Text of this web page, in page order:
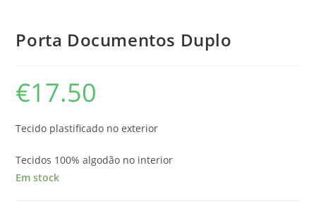
Porta Documentos Duplo
€17.50
Tecido plastificado no exterior
Tecidos 100% algodão no interior
Em stock